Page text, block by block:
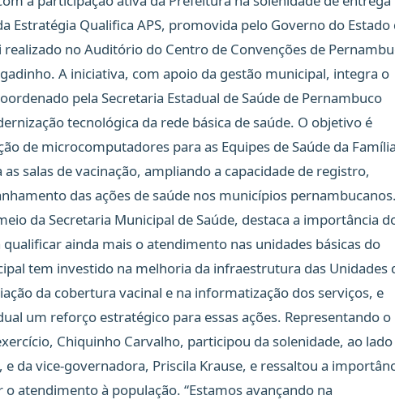
Estratégia Qualifica APS, promovida pelo Governo do Estado
no Auditório do Centro de Convenções de
A iniciativa, com apoio da gestão municipal, integra o
pela Secretaria Estadual de Saúde de Pernambuco
tecnológica da rede básica de saúde. O objetivo é
de microcomputadores para as Equipes de Saúde da Família
salas de vacinação, ampliando a capacidade de registro,
das ações de saúde nos municípios
da Secretaria Municipal de Saúde, destaca a importância
ainda mais o atendimento nas unidades básicas do
tem investido na melhoria da infraestrutura das Unidades
da cobertura vacinal e na informatização dos serviços, e
um reforço estratégico para essas ações. Representando o
Chiquinho Carvalho, participou da solenidade, ao lado
da vice-governadora, Priscila Krause, e ressaltou a
atendimento à população. “Estamos avançando na